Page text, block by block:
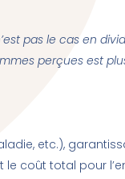
pas le cas en
perçues est
etc.),
coût total pour